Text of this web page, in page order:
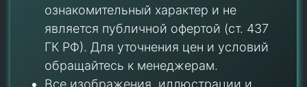
ознакомительный характер и не
является публичной офертой (ст. 437
ГК РФ). Для уточнения цен и условий
обращайтесь к менеджерам.